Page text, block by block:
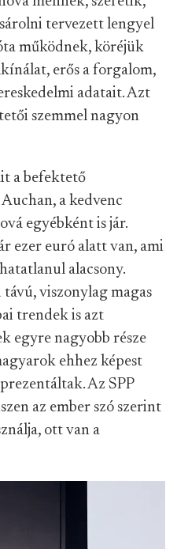
tervezett lengyel
működnek, köréjük
erős a forgalom,
adatait. Azt
szemmel nagyon
a befektető
Auchan, a kedvenc
egyébként is jár.
ezer euró alatt van, ami
alacsony.
távú, viszonylag magas
trendek is azt
egyre nagyobb része
ehhez képest
Az SPP
az ember szó szerint
ott van a